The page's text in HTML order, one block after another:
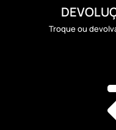
Troque ou